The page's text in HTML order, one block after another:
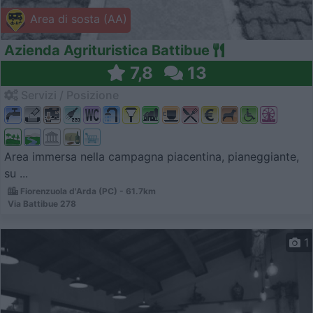
Area di sosta (AA)
Azienda Agrituristica Battibue
7,8 13
Area immersa nella campagna piacentina, pianeggiante,
su ...
Fiorenzuola d'Arda (PC) - 61.7km
Via Battibue 278
1